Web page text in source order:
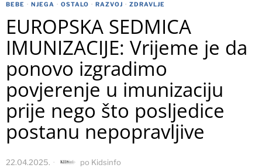
BEBE · NJEGA · OSTALO · RAZVOJ · ZDRAVLJE
EUROPSKA SEDMICA
IMUNIZACIJE: Vrijeme je da
ponovo izgradimo
povjerenje u imunizaciju
prije nego što posljedice
postanu nepopravljive
22.04.2025. po Kidsinfo